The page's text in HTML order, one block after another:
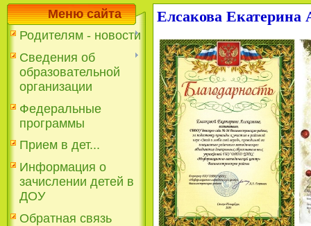
Меню сайта
Родителям - новости
Сведения об
образовательной
организации
Федеральные
программы
Прием в дет...
Информация о
зачислении детей в
ДОУ
Обратная связь
Елсакова Екатерина